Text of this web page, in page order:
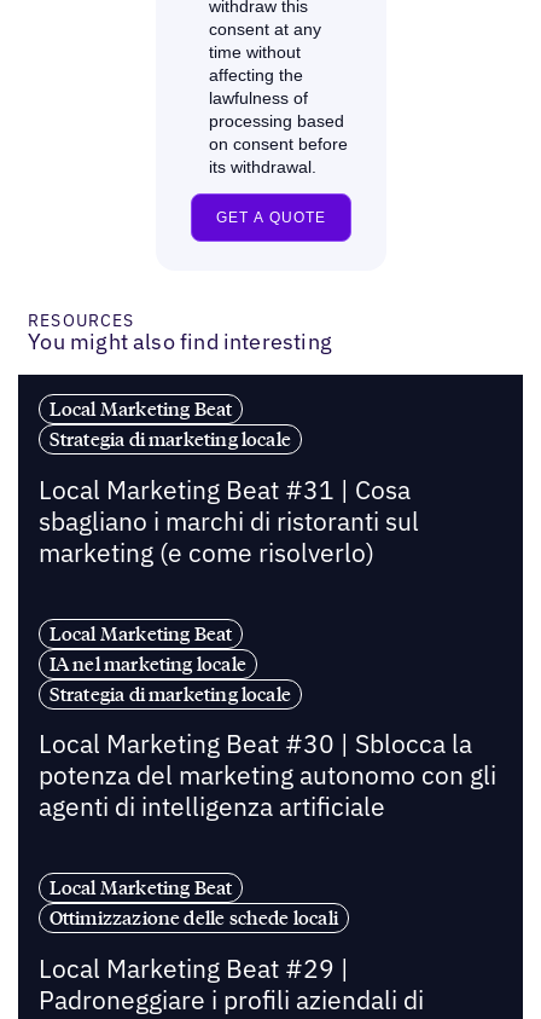
RESOURCES
You might also find interesting
Local Marketing Beat
Strategia di marketing locale
Local Marketing Beat #31 | Cosa
sbagliano i marchi di ristoranti sul
marketing (e come risolverlo)
Local Marketing Beat
IA nel marketing locale
Strategia di marketing locale
Local Marketing Beat #30 | Sblocca la
potenza del marketing autonomo con gli
agenti di intelligenza artificiale
Local Marketing Beat
Ottimizzazione delle schede locali
Local Marketing Beat #29 |
Padroneggiare i profili aziendali di